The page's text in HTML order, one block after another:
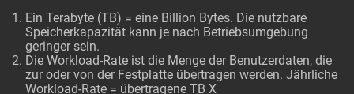
Ein Terabyte (TB) = eine Billion Bytes. Die nutzbare
Speicherkapazität kann je nach Betriebsumgebung
geringer sein.
Die Workload-Rate ist die Menge der Benutzerdaten, die
zur oder von der Festplatte übertragen werden. Jährliche
Workload-Rate = übertragene TB X